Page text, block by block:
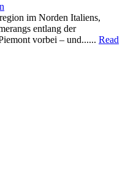
im Norden Italiens,
entlang der
vorbei – und...... Read